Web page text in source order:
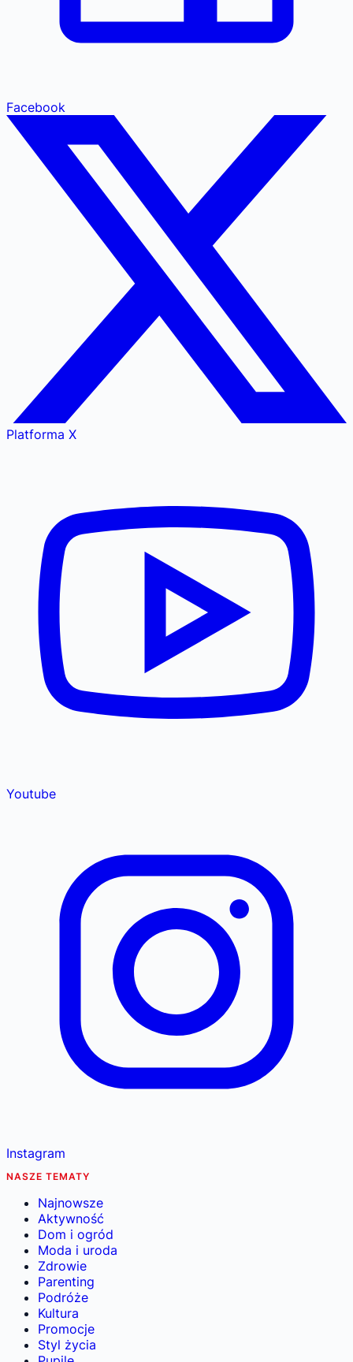
Facebook
Platforma X
Youtube
Instagram
NASZE TEMATY
Najnowsze
Aktywność
Dom i ogród
Moda i uroda
Zdrowie
Parenting
Podróże
Kultura
Promocje
Styl życia